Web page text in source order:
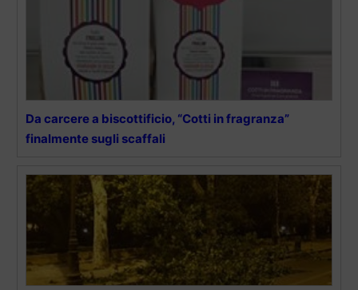
Da carcere a biscottificio, “Cotti in fragranza”
finalmente sugli scaffali